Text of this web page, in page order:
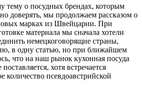
тему о посудных брендах, которым
доверять, мы продолжаем рассказом о
марках из Швейцарии. При
материала мы сначала хотели
немецкоговорящие страны,
в одну статью, но при ближайшем
что на наш рынок кухонная посуда
хотя встречается
количество псевдоавстрийской